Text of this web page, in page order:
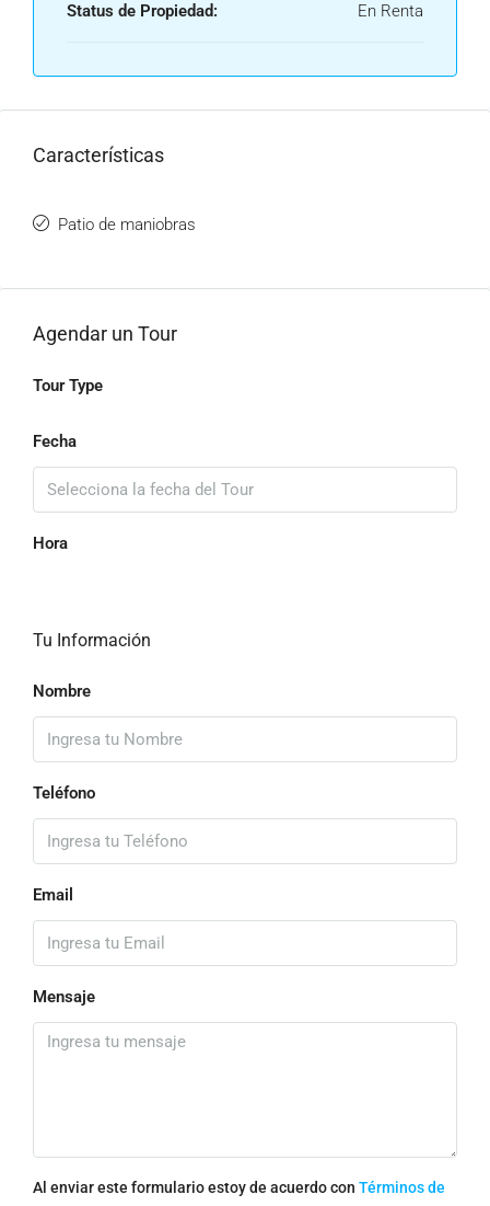
Status de Propiedad: En Renta
Características
Patio de maniobras
Agendar un Tour
Tour Type
Fecha
Hora
Tu Información
Nombre
Teléfono
Email
Mensaje
Al enviar este formulario estoy de acuerdo con Términos de